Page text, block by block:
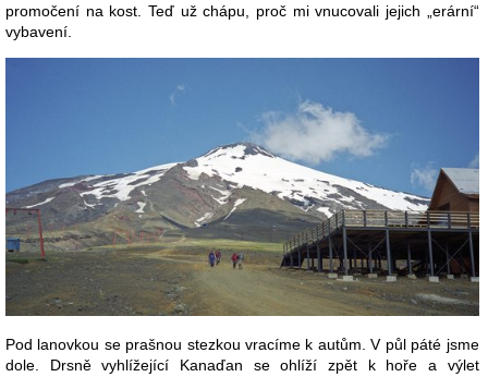
promočení na kost. Teď už chápu, proč mi vnucovali jejich „erární“
vybavení.
Pod lanovkou se prašnou stezkou vracíme k autům. V půl páté jsme
dole. Drsně vyhlížející Kanaďan se ohlíží zpět k hoře a výlet